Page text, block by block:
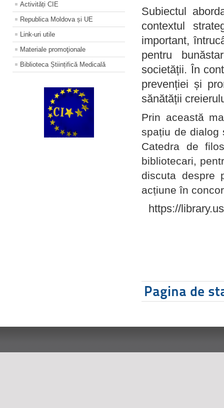
Activități CIE
Republica Moldova și UE
Link-uri utile
Materiale promoţionale
Biblioteca Științifică Medicală
Subiectul
contextul
important,
pentru
societății. În
prevenției și
sănătății
Prin această
spațiu de dialog
Catedra de
bibliotecari,
discuta despre
acțiune în
https://
Pagina de